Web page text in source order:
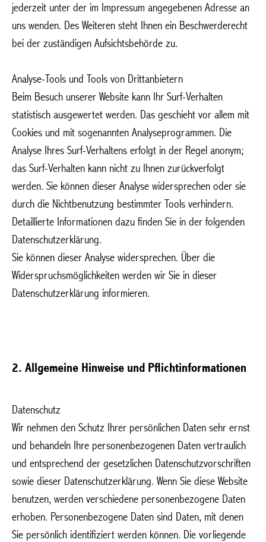
jederzeit unter der im Impressum angegebenen Adresse an
uns wenden. Des Weiteren steht Ihnen ein Beschwerderecht
bei der zuständigen Aufsichtsbehörde zu.
Analyse-Tools und Tools von Drittanbietern
Beim Besuch unserer Website kann Ihr Surf-Verhalten
statistisch ausgewertet werden. Das geschieht vor allem mit
Cookies und mit sogenannten Analyseprogrammen. Die
Analyse Ihres Surf-Verhaltens erfolgt in der Regel anonym;
das Surf-Verhalten kann nicht zu Ihnen zurückverfolgt
werden. Sie können dieser Analyse widersprechen oder sie
durch die Nichtbenutzung bestimmter Tools verhindern.
Detaillierte Informationen dazu finden Sie in der folgenden
Datenschutzerklärung.
Sie können dieser Analyse widersprechen. Über die
Widerspruchsmöglichkeiten werden wir Sie in dieser
Datenschutzerklärung informieren.
2. Allgemeine Hinweise und Pflichtinformationen
Datenschutz
Wir nehmen den Schutz Ihrer persönlichen Daten sehr ernst
und behandeln Ihre personenbezogenen Daten vertraulich
und entsprechend der gesetzlichen Datenschutzvorschriften
sowie dieser Datenschutzerklärung. Wenn Sie diese Website
benutzen, werden verschiedene personenbezogene Daten
erhoben. Personenbezogene Daten sind Daten, mit denen
Sie persönlich identifiziert werden können. Die vorliegende